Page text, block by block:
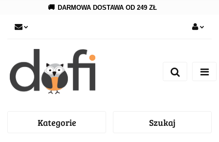
🚚 DARMOWA DOSTAWA OD 249 ZŁ
Zarejestruj się
Kategorie Szukaj